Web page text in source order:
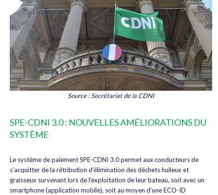
Source : Secrétariat de la CDNI
SPE-CDNI 3.0 : NOUVELLES AMÉLIORATIONS DU
SYSTÈME
Le système de paiement SPE-CDNI 3.0 permet aux conducteurs de
s’acquitter de la rétribution d’élimination des déchets huileux et
graisseux survenant lors de l’exploitation de leur bateau, soit avec un
smartphone (application mobile), soit au moyen d’une ECO-ID